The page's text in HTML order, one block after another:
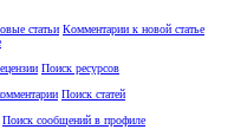
статьи Комментарии к новой статье
Поиск ресурсов
Поиск статей
Поиск сообщений в профиле